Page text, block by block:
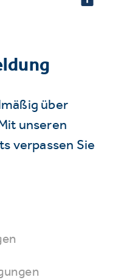
über
unseren
verpassen Sie